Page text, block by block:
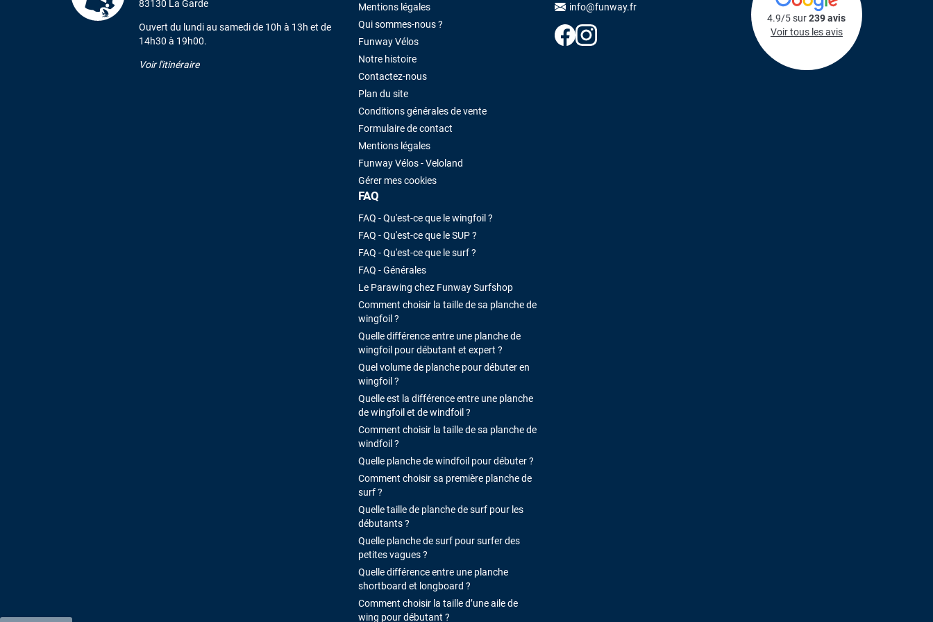
83130 La Garde
Ouvert du lundi au samedi de 10h à 13h et de
14h30 à 19h00.
Voir l'itinéraire
Mentions légales
Qui sommes-nous ?
Funway Vélos
Notre histoire
Contactez-nous
Plan du site
Conditions générales de vente
Formulaire de contact
Mentions légales
Funway Vélos - Veloland
Gérer mes cookies
FAQ
FAQ - Qu'est-ce que le wingfoil ?
FAQ - Qu'est-ce que le SUP ?
FAQ - Qu'est-ce que le surf ?
FAQ - Générales
Le Parawing chez Funway Surfshop
Comment choisir la taille de sa planche de
wingfoil ?
Quelle différence entre une planche de
wingfoil pour débutant et expert ?
Quel volume de planche pour débuter en
wingfoil ?
Quelle est la différence entre une planche
de wingfoil et de windfoil ?
Comment choisir la taille de sa planche de
windfoil ?
Quelle planche de windfoil pour débuter ?
Comment choisir sa première planche de
surf ?
Quelle taille de planche de surf pour les
débutants ?
Quelle planche de surf pour surfer des
petites vagues ?
Quelle différence entre une planche
shortboard et longboard ?
Comment choisir la taille d’une aile de
wing pour débutant ?
info@funway.fr
4.9/5 sur239 avis
Voir tous les avis
Maronui RICHMOND
il y a 3 mois
J'ai acheté une voile d'occasion depuis Tahiti. Super service. L'envoi a
été rapide. La voile est arrivée en super état. Mauruuru roa.
VOIR TOUS LES AVIS